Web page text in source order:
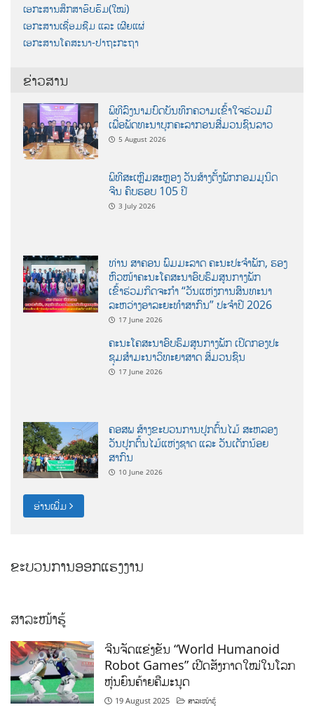
ເອກະສານສຶກສາອົບຮົມ(ໃໝ່)
ເອກະສານເຊື່ອມຊືມ ແລະ ເຜີຍແຜ່
ເອກະສານໂຄສະນາ-ປາຖະກະຖາ
ຂ່າວສານ
ພິທີລົງນາມບົດບັນທຶກຄວາມເຂົ້າໃຈຮ່ວມມື
ເພື່ອພັດທະນາບຸກຄະລາກອນສື່ມວນຊົນລາວ
5 August 2026
ພິທີສະເຫຼີມສະຫຼອງ ວັນສ້າງຕັ້ງພັກກອມມູນິດ
ຈີນ ຄົບຮອບ 105 ປີ
3 July 2026
ເຂົ້າຮ່ວມກິດຈະກຳ “ວັນແຫ່ງການສົນທະນາ
ລະຫວ່າງອາລະຍະທຳສາກົນ” ປະຈຳປີ 2026
17 June 2026
ຄະນະໂຄສະນາອົບຮົມສູນກາງພັກ ເປີດກອງປະ
17 June 2026
ຄອສພ ສ້າງຂະບວນການປູກຕົ້ນໄມ້ ສະຫລອງ
ອ່ານເພີ່ມ
ຂະບວນການອອກແຮງງານ
ສາລະໜ້າຮູ້
19 August 2025 ສາລະໜ້າຮູ້
ເນື້ອໃນລັດຖະທຳມະນູນສະບັບປັບປຸງໃໝ່
2025 ມີຫຍັງແດ່?